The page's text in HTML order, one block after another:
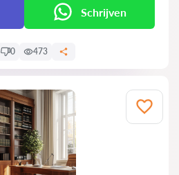
Schrijven
0 473